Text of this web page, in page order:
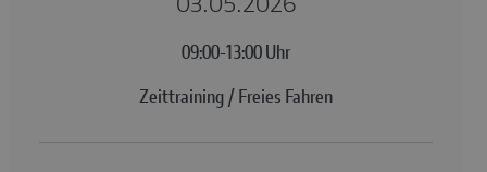
09:00-13:00 Uhr
Zeittraining / Freies Fahren